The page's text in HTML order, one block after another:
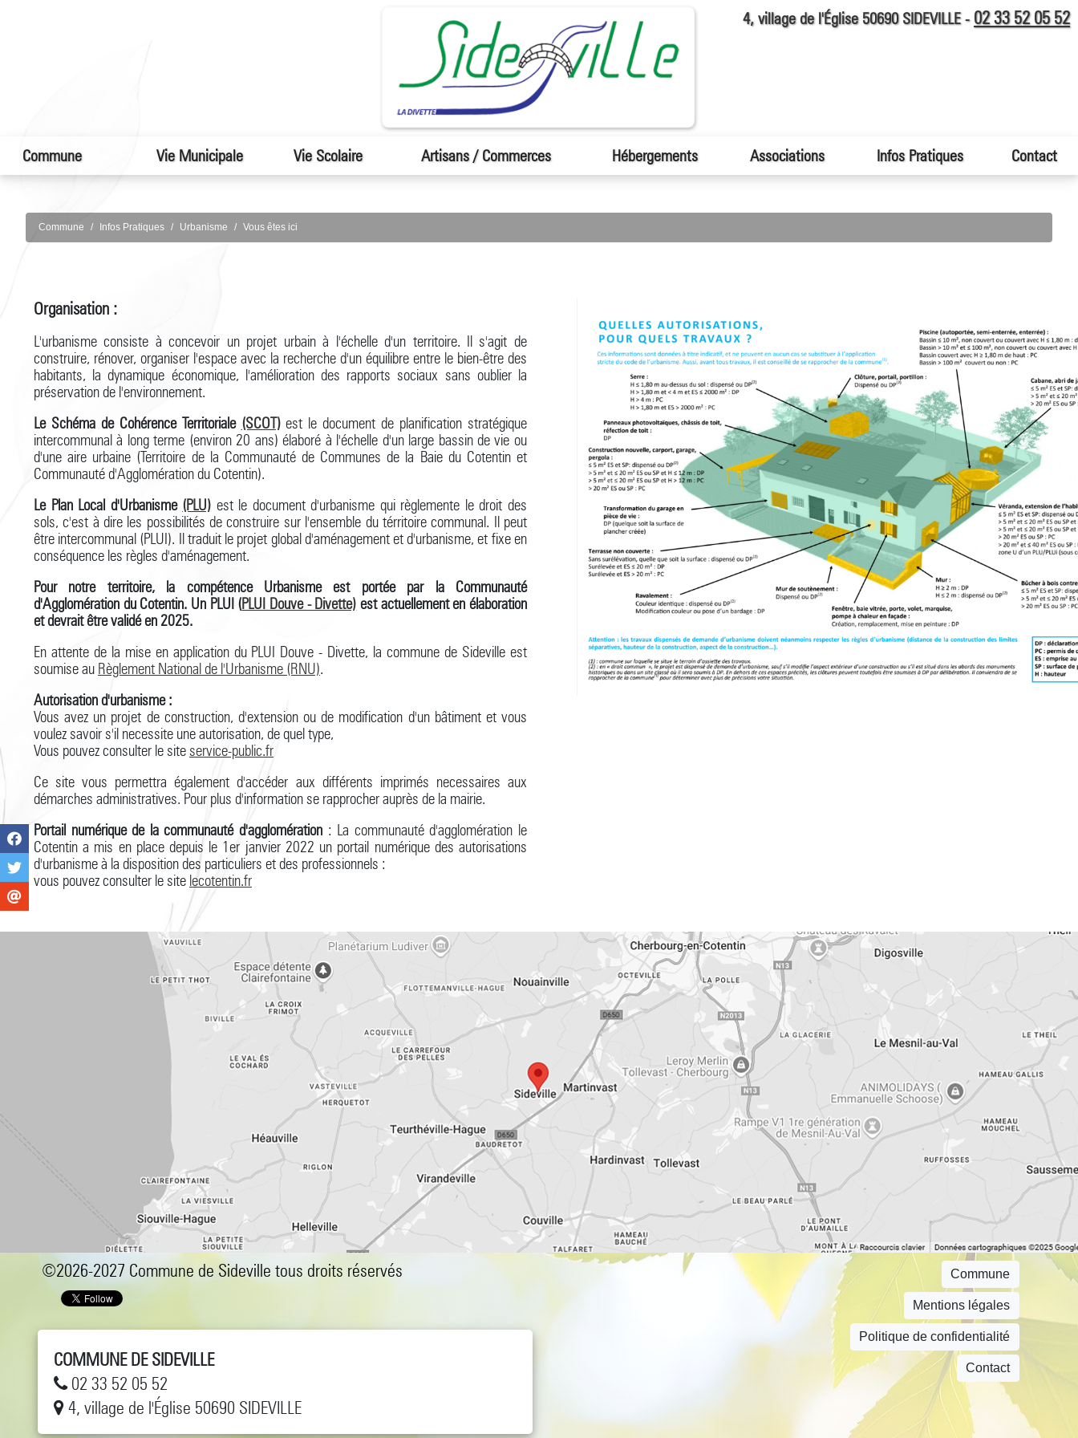
Commune Vie Municipale Vie Scolaire Artisans / Commerces Hébergements Associations Infos Pratiques Contact
4, village de l'Église 50690 SIDEVILLE - 02 33 52 05 52
Commune Infos Pratiques Urbanisme Vous êtes ici
Organisation :
L'urbanisme consiste à concevoir un projet urbain à l'échelle d'un territoire. Il s'agit de
construire, rénover, organiser l'espace avec la recherche d'un équilibre entre le bien-être des
habitants, la dynamique économique, l'amélioration des rapports sociaux sans oublier la
préservation de l'environnement.
Le Schéma de Cohérence Territoriale (SCOT)est le document de planification stratégique
intercommunal à long terme (environ 20 ans) élaboré à l'échelle d'un large bassin de vie ou
d'une aire urbaine (Territoire de la Communauté de Communes de la Baie du Cotentin et
Communauté d'Agglomération du Cotentin).
Le Plan Local d'Urbanisme (PLU) est le document d'urbanisme qui règlemente le droit des
sols, c'est à dire les possibilités de construire sur l'ensemble du térritoire communal. Il peut
être intercommunal (PLUI). Il traduit le projet global d'aménagement et d'urbanisme, et fixe en
conséquence les règles d'aménagement.
Pour notre territoire, la compétence Urbanisme est portée par la Communauté
d'Agglomération du Cotentin. Un PLUI (PLUI Douve - Divette) est actuellement en élaboration
et devrait être validé en 2025.
En attente de la mise en application du PLUI Douve - Divette, la commune de Sideville est
soumise au Règlement National de l'Urbanisme (RNU).
Autorisation d'urbanisme :
Vous avez un projet de construction, d'extension ou de modification d'un bâtiment et vous
voulez savoir s'il necessite une autorisation, de quel type,
Vous pouvez consulter le site service-public.fr
Ce site vous permettra également d'accéder aux différents imprimés necessaires aux
démarches administratives. Pour plus d'information se rapprocher auprès de la mairie.
Portail numérique de la communauté d'agglomération: La communauté d'agglomération le
Cotentin a mis en place depuis le 1er janvier 2022 un portail numérique des autorisations
d'urbanisme à la disposition des particuliers et des professionnels :
vous pouvez consulter le site lecotentin.fr
©2026-2027 Commune de Sideville tous droits réservés
COMMUNE DE SIDEVILLE
02 33 52 05 52
4, village de l'Église 50690 SIDEVILLE
Commune
Mentions légales
Politique de confidentialité
Contact